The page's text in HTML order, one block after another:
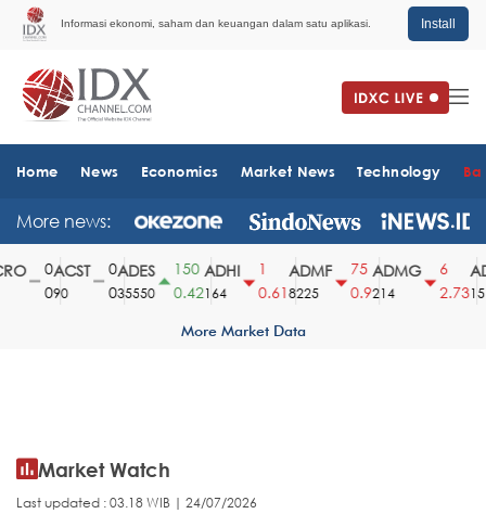
Informasi ekonomi, saham dan keuangan dalam satu aplikasi. Install
Home News Economics Market News Technology
More news:
ACST
90
ADES
35550
150
0.42
ADHI
164
0.61
ADMF
8225
75
0.9
ADMG
214
2.731510
More Market Data
Market Watch
Last updated : 03.18 WIB | 24/07/2026